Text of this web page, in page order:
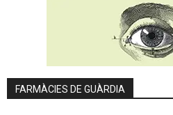
FARMÀCIES DE GUÀRDIA